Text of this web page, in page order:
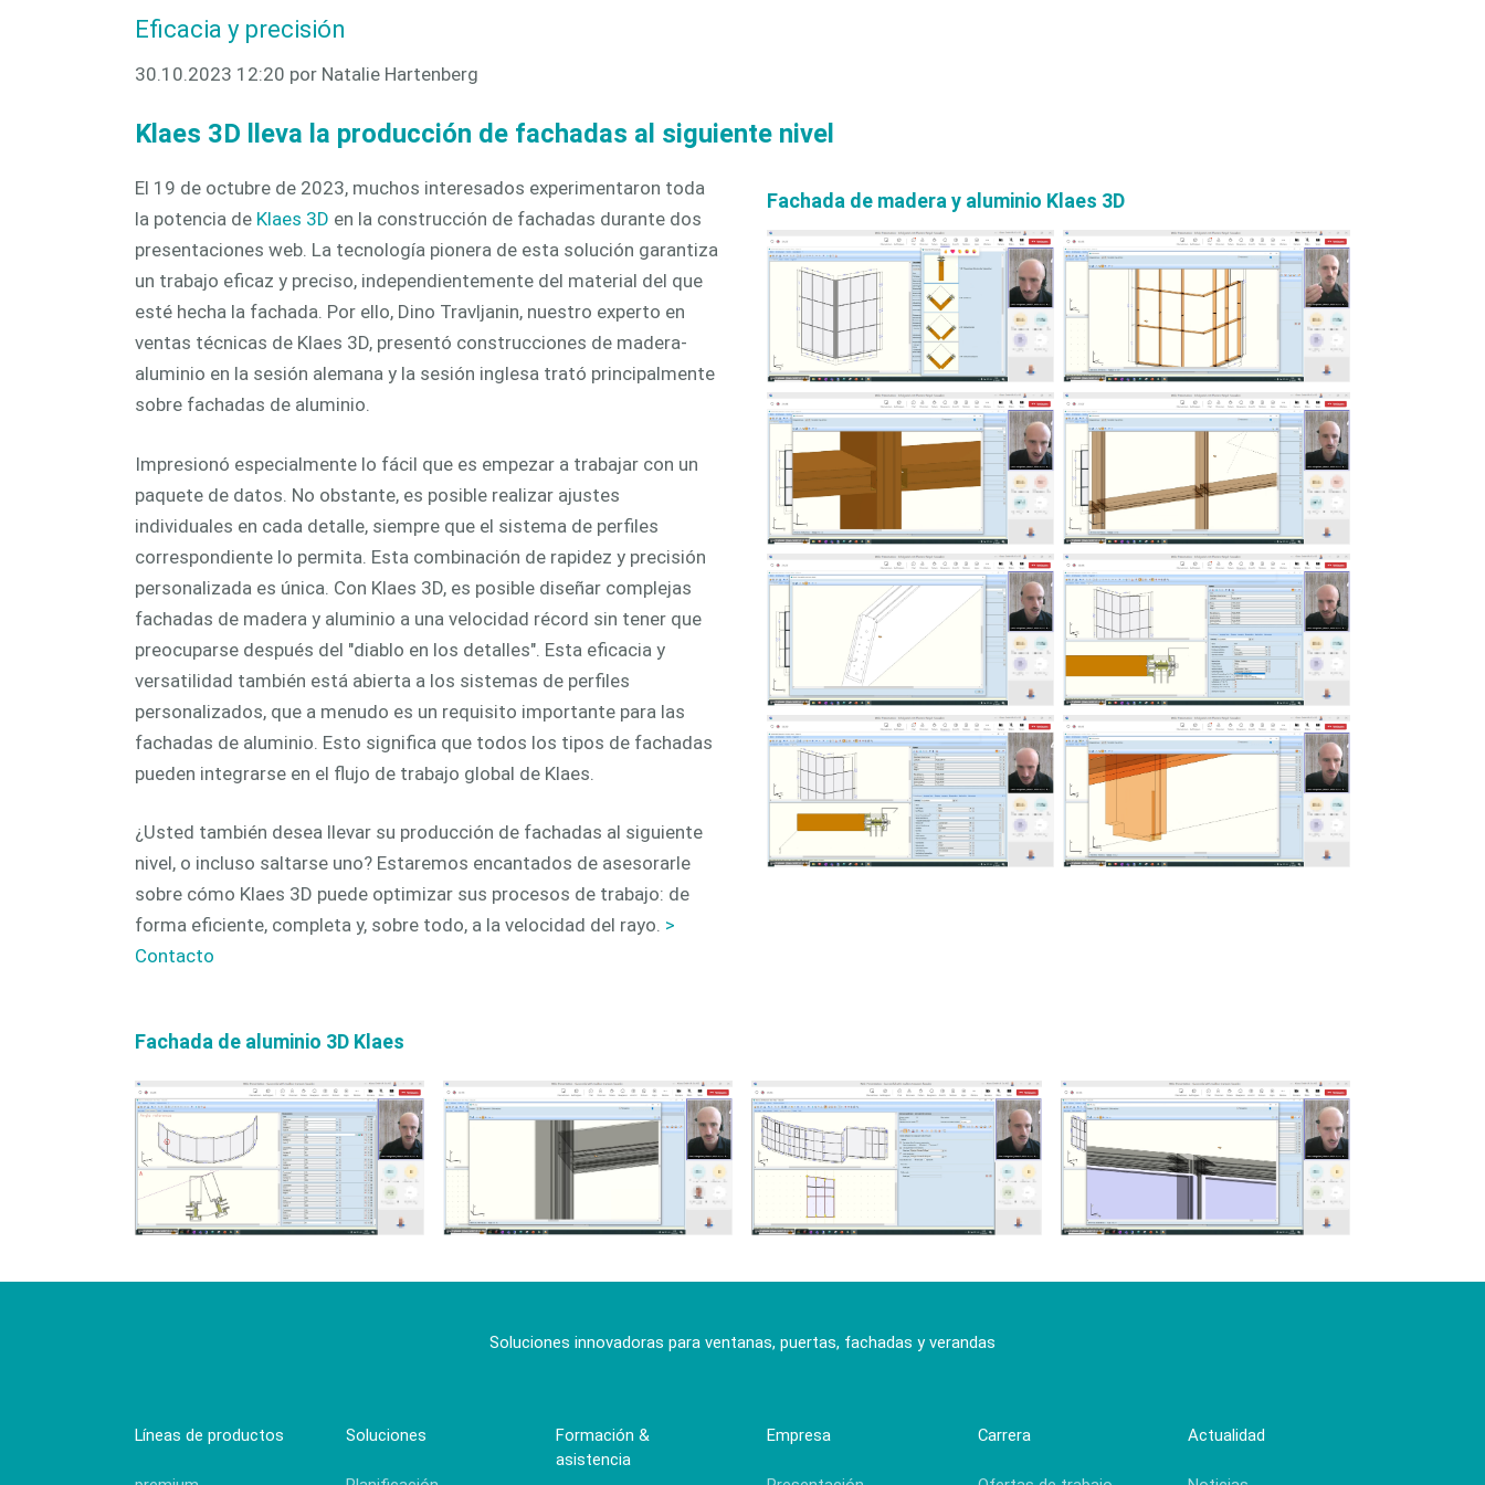
Eficacia y precisión
30.10.2023 12:20 por Natalie Hartenberg
Klaes 3D lleva la producción de fachadas al siguiente nivel
El 19 de octubre de 2023, muchos interesados experimentaron toda
la potencia de Klaes 3D en la construcción de fachadas durante dos
presentaciones web. La tecnología pionera de esta solución garantiza
un trabajo eficaz y preciso, independientemente del material del que
esté hecha la fachada. Por ello, Dino Travljanin, nuestro experto en
ventas técnicas de Klaes 3D, presentó construcciones de madera-
aluminio en la sesión alemana y la sesión inglesa trató principalmente
sobre fachadas de aluminio.
Impresionó especialmente lo fácil que es empezar a trabajar con un
paquete de datos. No obstante, es posible realizar ajustes
individuales en cada detalle, siempre que el sistema de perfiles
correspondiente lo permita. Esta combinación de rapidez y precisión
personalizada es única. Con Klaes 3D, es posible diseñar complejas
fachadas de madera y aluminio a una velocidad récord sin tener que
preocuparse después del "diablo en los detalles". Esta eficacia y
versatilidad también está abierta a los sistemas de perfiles
personalizados, que a menudo es un requisito importante para las
fachadas de aluminio. Esto significa que todos los tipos de fachadas
pueden integrarse en el flujo de trabajo global de Klaes.
¿Usted también desea llevar su producción de fachadas al siguiente
nivel, o incluso saltarse uno? Estaremos encantados de asesorarle
sobre cómo Klaes 3D puede optimizar sus procesos de trabajo: de
forma eficiente, completa y, sobre todo, a la velocidad del rayo. >
Contacto
Fachada de madera y aluminio Klaes 3D
Fachada de aluminio 3D Klaes
Soluciones innovadoras para ventanas, puertas, fachadas y verandas
Líneas de productos Soluciones
Formación &
asistencia
Empresa Carrera Actualidad